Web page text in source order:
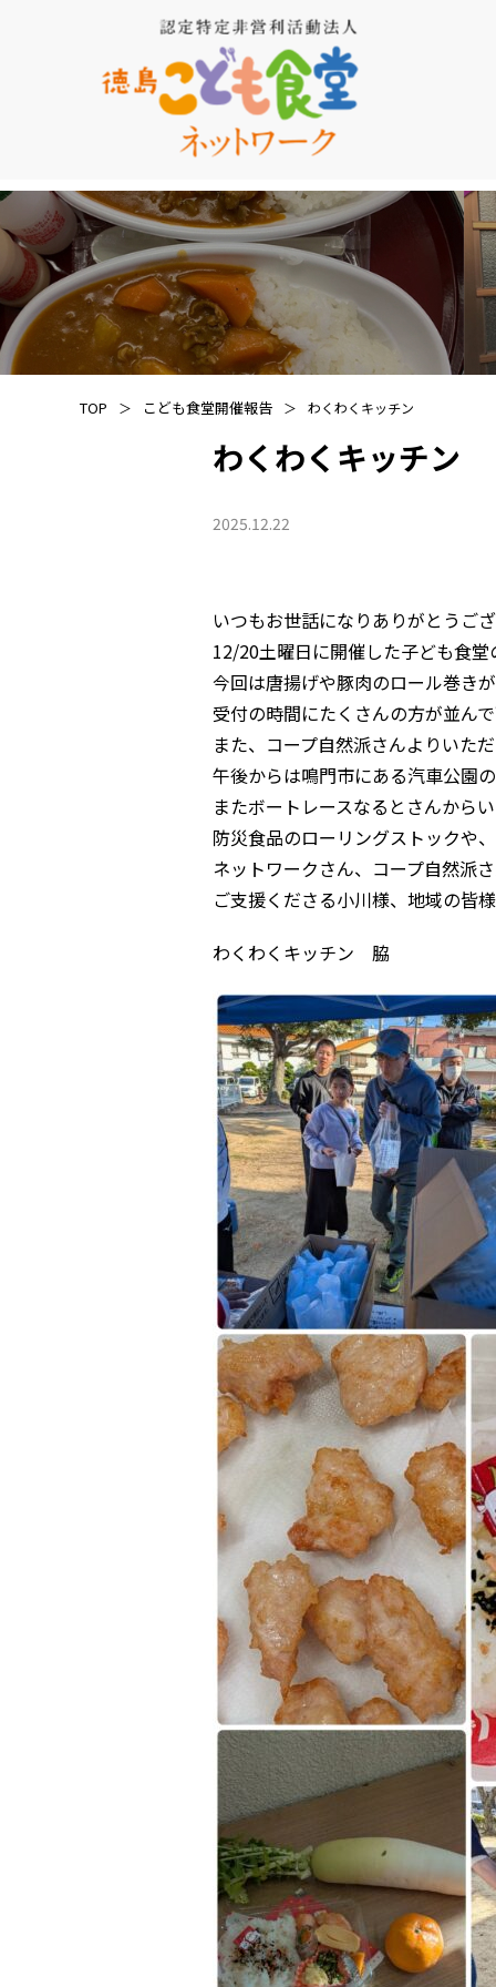
TOP こども食堂開催報告 わくわくキッチン
わくわくキッチン
2025.12.22
いつもお世話になりありがとうご
12/20土曜日に開催した子ども食
今回は唐揚げや豚肉のロール巻き
受付の時間にたくさんの方が並ん
また、コープ自然派さんよりいた
午後からは鳴門市にある汽車公園
またボートレースなるとさんから
防災食品のローリングストックや
ネットワークさん、コープ自然派
ご支援くださる小川様、地域の皆
わくわくキッチン 脇